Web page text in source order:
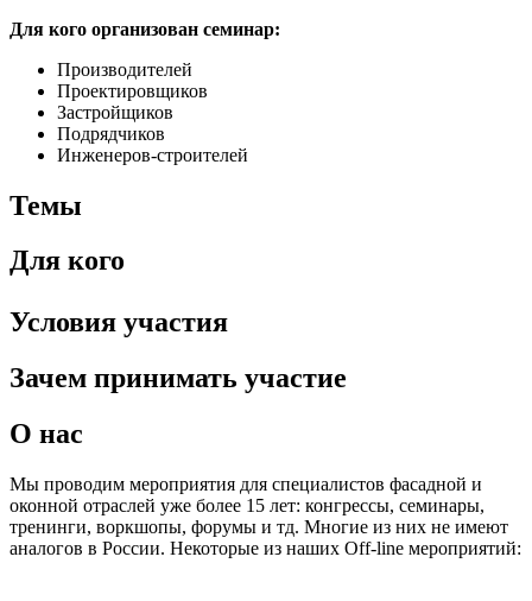
Для кого организован семинар:
Производителей
Проектировщиков
Застройщиков
Подрядчиков
Инженеров-строителей
Темы
Для кого
Условия участия
Зачем принимать участие
О нас
Мы проводим мероприятия для специалистов фасадной и
оконной отраслей уже более 15 лет: конгрессы, семинары,
тренинги, воркшопы, форумы и тд. Многие из них не имеют
аналогов в России. Некоторые из наших Off-line мероприятий: